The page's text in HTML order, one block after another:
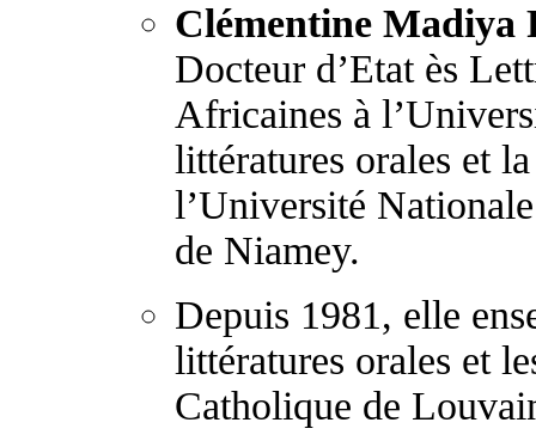
Clémentine
Docteur d’Etat ès
Africaines à
littératures orales et
l’Université
de Niamey.
Depuis 1981, elle
littératures orales et
Catholique de